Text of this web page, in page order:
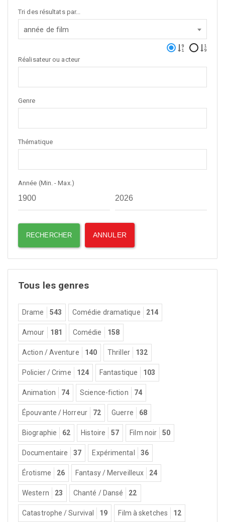
Tri des résultats par...
année de film
Réalisateur ou acteur
Genre
Thématique
Année (Min. - Max.)
Tous les genres
Drame 543 Comédie dramatique 214
Amour 181 Comédie 158
Action / Aventure 140 Thriller 132
Policier / Crime 124 Fantastique 103
Animation 74 Science-fiction 74
Épouvante / Horreur 72 Guerre 68
Biographie 62 Histoire 57 Film noir 50
Documentaire 37 Expérimental 36
Érotisme 26 Fantasy / Merveilleux 24
Western 23 Chanté / Dansé 22
Catastrophe / Survival 19 Film à sketches 12